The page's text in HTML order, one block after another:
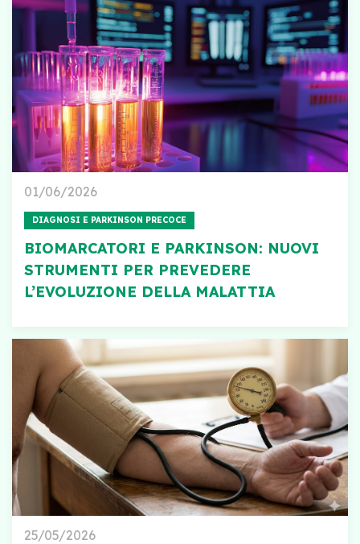
01/06/2026
DIAGNOSI E PARKINSON PRECOCE
BIOMARCATORI E PARKINSON: NUOVI
STRUMENTI PER PREVEDERE
L’EVOLUZIONE DELLA MALATTIA
25/05/2026